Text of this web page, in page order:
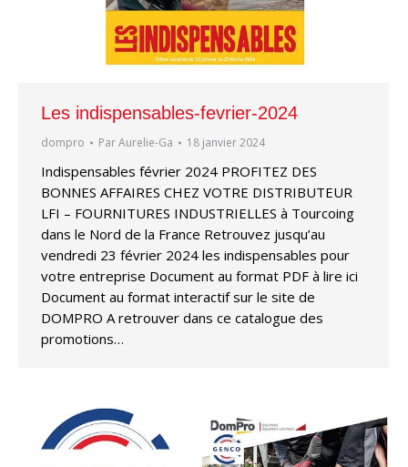
Les indispensables-fevrier-2024
dompro ParAurelie-Ga 18 janvier 2024
Indispensables février 2024 PROFITEZ DES
BONNES AFFAIRES CHEZ VOTRE DISTRIBUTEUR
LFI – FOURNITURES INDUSTRIELLES à Tourcoing
dans le Nord de la France Retrouvez jusqu’au
vendredi 23 février 2024 les indispensables pour
votre entreprise Document au format PDF à lire ici
Document au format interactif sur le site de
DOMPRO A retrouver dans ce catalogue des
promotions…